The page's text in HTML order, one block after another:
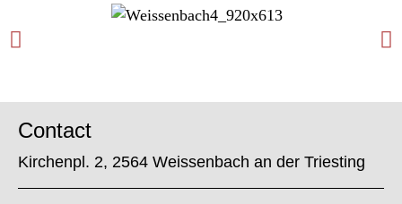
Contact
Kirchenpl. 2, 2564 Weissenbach an der Triesting